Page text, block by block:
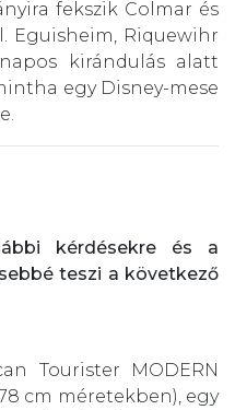
fekszik Colmar és
Eguisheim, Riquewihr
kirándulás alatt
egy Disney-mese
kérdésekre és a
teszi a következő
Tourister MODERN
cm méretekben), egy